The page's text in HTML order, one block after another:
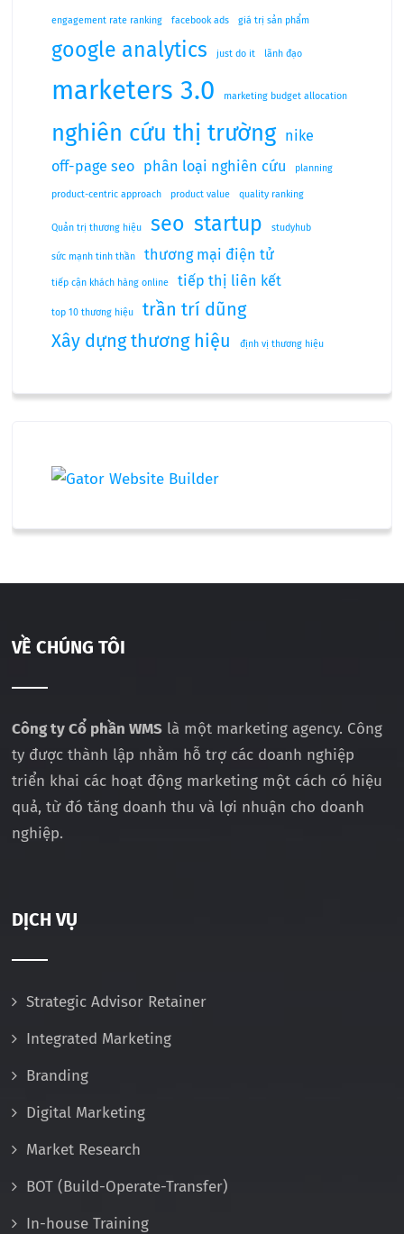
engagement rate ranking facebook ads giá trị sản phẩm
google analytics just do it lãnh đạo
marketers 3.0 marketing budget allocation
nghiên cứu thị trường
nike
off-page seo
phân loại nghiên cứu planning
product-centric approach product value quality ranking
Quản trị thương hiệu seo startup studyhub
sức mạnh tinh thần thương mại điện tử
tiếp cận khách hàng online tiếp thị liên kết
top 10 thương hiệu
trần trí dũng
Xây dựng thương hiệu
định vị thương hiệu
VỀ CHÚNG TÔI
Công ty Cổ phần WMS là một marketing agency. Công
ty được thành lập nhằm hỗ trợ các doanh nghiệp
triển khai các hoạt động marketing một cách có hiệu
quả, từ đó tăng doanh thu và lợi nhuận cho doanh
nghiệp.
DỊCH VỤ
Strategic Advisor Retainer
Integrated Marketing
Branding
Digital Marketing
Market Research
BOT (Build-Operate-Transfer)
In-house Training